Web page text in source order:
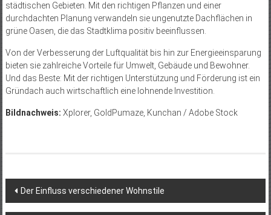
städtischen Gebieten. Mit den richtigen Pflanzen und einer
durchdachten Planung verwandeln sie ungenutzte Dachflächen in
grüne Oasen, die das Stadtklima positiv beeinflussen.
Von der Verbesserung der Luftqualität bis hin zur Energieeinsparung
bieten sie zahlreiche Vorteile für Umwelt, Gebäude und Bewohner.
Und das Beste: Mit der richtigen Unterstützung und Förderung ist ein
Gründach auch wirtschaftlich eine lohnende Investition.
Bildnachweis: Xplorer, GoldPumaze, Kunchan / Adobe Stock
Beitragsnavigation
Der Einfluss verschiedener Wohnstile